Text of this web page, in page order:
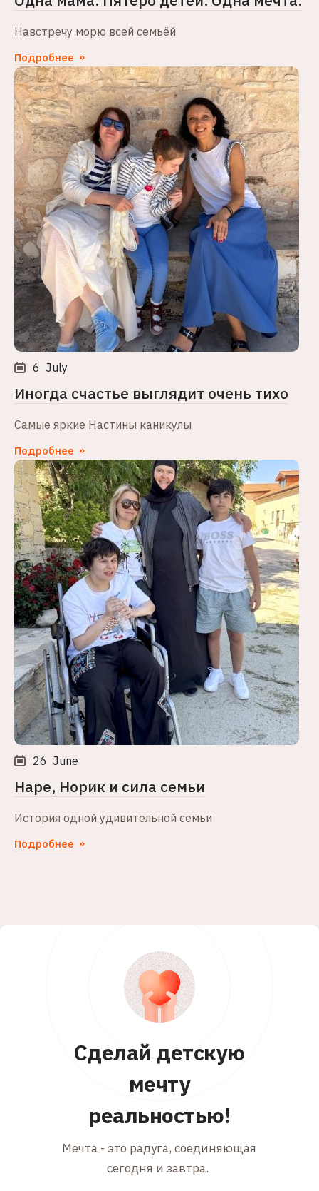
Навстречу морю всей семьёй
Подробнее
6 July
Иногда счастье выглядит очень тихо
Самые яркие Настины каникулы
Подробнее
26 June
Наре, Норик и сила семьи
История одной удивительной семьи
Подробнее
Сделай детскую
мечту
реальностью!
Мечта - это радуга, соединяющая
сегодня и завтра.